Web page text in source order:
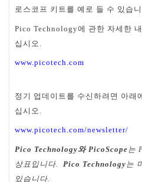
로스코프 키트를 예로 들 수 있습
Pico Technology에 관한 자세한
십시오 .
www.picotech.com
정기 업데이트를 수신하려면 아래
십시오 .
www.picotech.com/newsletter/
Pico Technology와PicoScope 는
상표입니다. Pico Technology 는
있습니다.